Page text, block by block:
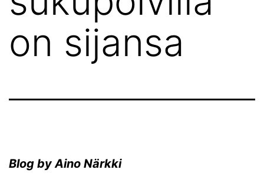
on sijansa
Blog by Aino Närkki